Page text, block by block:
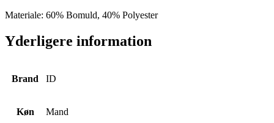
Materiale: 60% Bomuld, 40% Polyester
Yderligere information
Brand ID
Køn Mand